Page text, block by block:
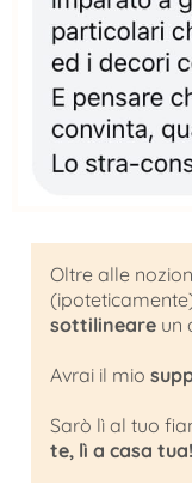
Oltre alle
sottilineare un
Avrai il mio
Sarò lì al tuo
te, lì a casa tua!